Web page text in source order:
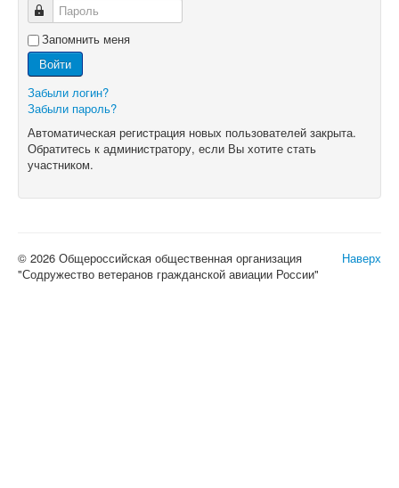
Пароль
Запомнить меня
Войти
Забыли логин?
Забыли пароль?
Автоматическая регистрация новых пользователей закрыта.
Обратитесь к администратору, если Вы хотите стать
участником.
Наверх
© 2026 Общероссийская общественная организация
"Содружество ветеранов гражданской авиации России"